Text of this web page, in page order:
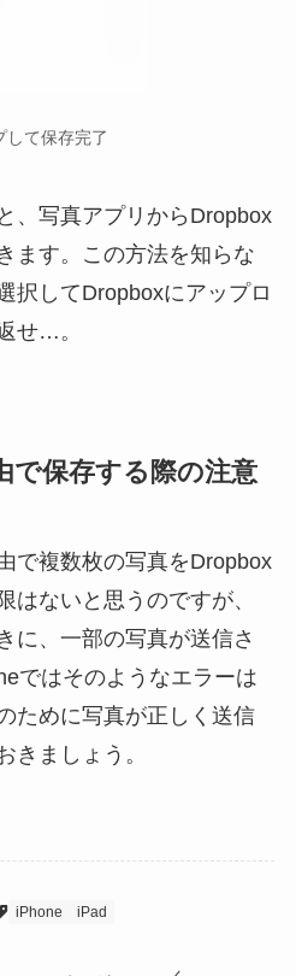
して保存完了
、写真アプリからDropbox
ます。この方法を知らな
択してDropboxにアップロ
せ…。
で保存する際の注意
で複数枚の写真をDropbox
はないと思うのですが、
に、一部の写真が送信さ
ではそのようなエラーは
ために写真が正しく送信
きましょう。
iPhone iPad